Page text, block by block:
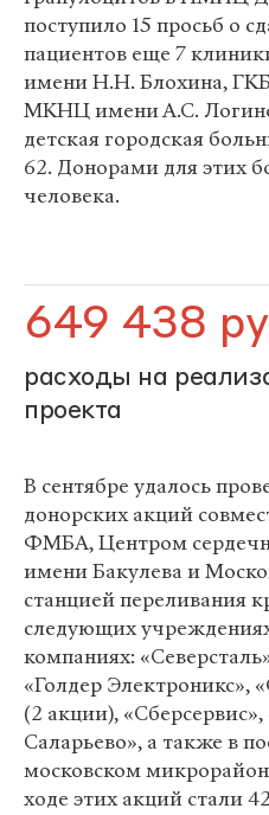
поступило 15 просьб о
пациентов еще 7
имени Н.Н. Блохина,
МКНЦ имени А.С.
детская городская
62. Донорами для этих
человека.
649 438
расходы на
проекта
В сентябре удалось
донорских акций
ФМБА, Центром
имени Бакулева и
станцией переливания
следующих
компаниях:
«Голдер Электроникс»,
(2 акции),
Саларьево», а также в
московском
ходе этих акций стали